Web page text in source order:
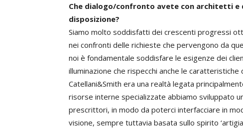
Che dialogo/confronto avete con architetti e
disposizione?
Siamo molto soddisfatti dei crescenti progressi
nei confronti delle richieste che pervengono da
noi è fondamentale soddisfare le esigenze dei
illuminazione che rispecchi anche le
Catellani&Smith era una realtà legata
risorse interne specializzate abbiamo sviluppato
prescrittori, in modo da poterci interfacciare in
visione, sempre tuttavia basata sullo spirito